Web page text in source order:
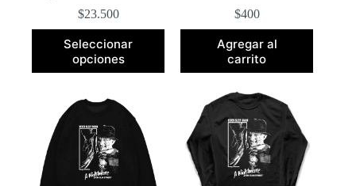
$23.500
Seleccionar
opciones
producto
tiene
Las
opciones
se
pueden
elegir
en
$400
Agregar al
carrito